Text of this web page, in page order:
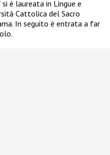
è laureata in Lingue e
Cattolica del Sacro
In seguito è entrata a far